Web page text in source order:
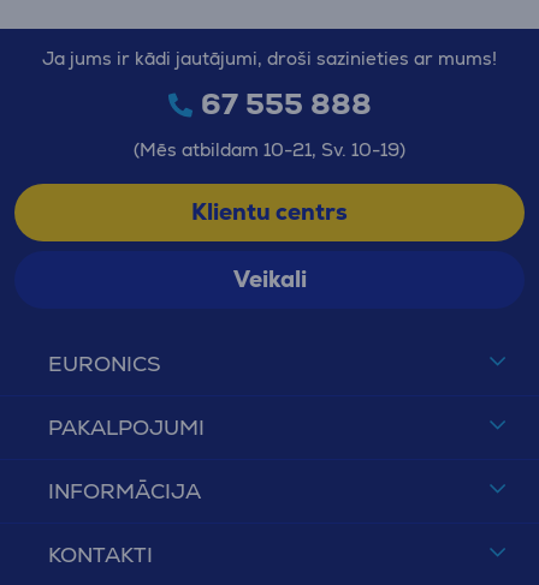
EURONICS
PAKALPOJUMI
INFORMĀCIJA
KONTAKTI
Ja jums ir kādi jautājumi, droši sazinieties ar mums!
67 555 888
(Mēs atbildam 10-21, Sv. 10-19)
Klientu centrs
Veikali